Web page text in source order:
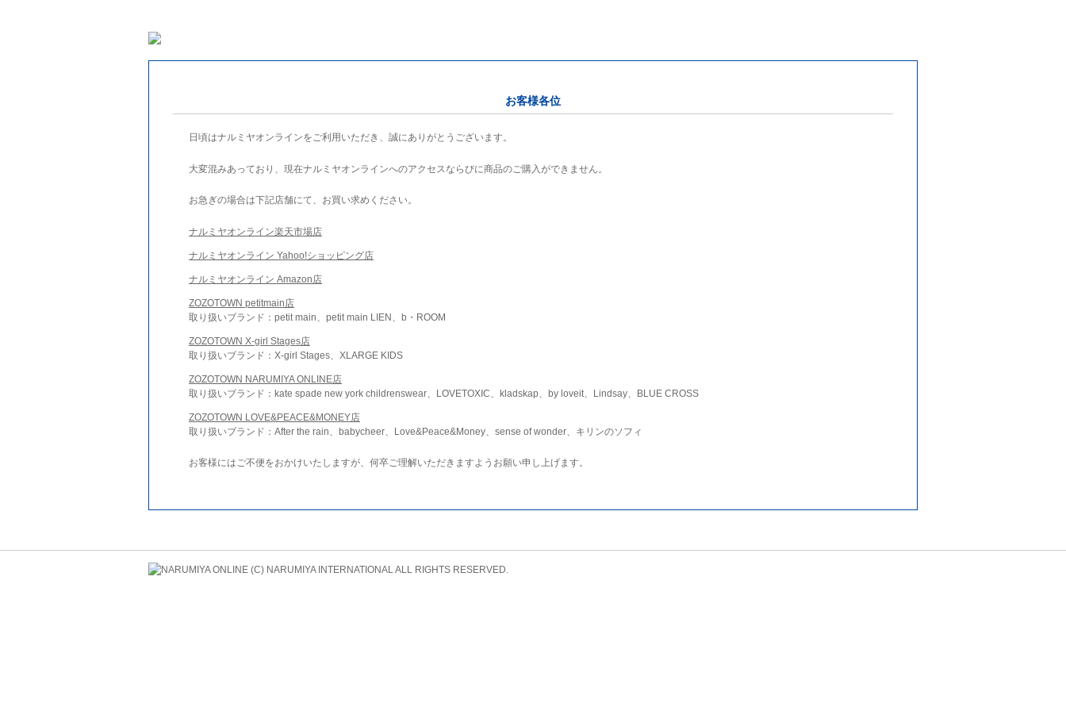
お客様各位
日頃はナルミヤオンラインをご利用いただき、誠にありがとうございます。
大変混みあっており、現在ナルミヤオンラインへのアクセスならびに商品のご購入ができません。
お急ぎの場合は下記店舗にて、お買い求めください。
ナルミヤオンライン楽天市場店
ナルミヤオンライン Yahoo!ショッピング店
ナルミヤオンライン Amazon店
ZOZOTOWN petitmain店
取り扱いブランド：petit main、petit main LIEN、b・ROOM
ZOZOTOWN X-girl Stages店
取り扱いブランド：X-girl Stages、XLARGE KIDS
ZOZOTOWN NARUMIYA ONLINE店
取り扱いブランド：kate spade new york childrenswear、LOVETOXIC、kladskap、by loveit、Lindsay、BLUE CROSS
ZOZOTOWN LOVE&PEACE&MONEY店
取り扱いブランド：After the rain、babycheer、Love&Peace&Money、sense of wonder、キリンのソフィ
お客様にはご不便をおかけいたしますが、何卒ご理解いただきますようお願い申し上げます。